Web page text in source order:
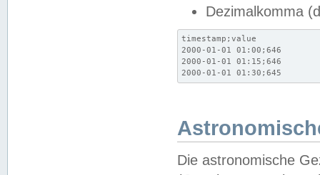
Dezimalkomma
timestamp;value
2000-01-01 01:00;646
2000-01-01 01:15;646
2000-01-01 01:30;645
Die astronomische